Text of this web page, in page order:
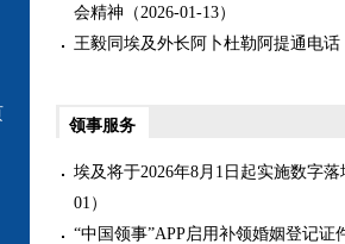
会精神（2026-01-13）
王毅同埃及外长阿卜杜勒阿提通电话
领事服务
埃及将于2026年8月1日起实施数字
01）
“中国领事”APP启用补领婚姻登记证